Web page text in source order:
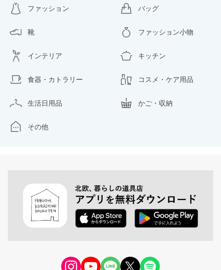
ファッション バッグ
靴 ファッション小物
インテリア キッチン
食器・カトラリー コスメ・ケア用品
生活日用品 かご・収納
その他